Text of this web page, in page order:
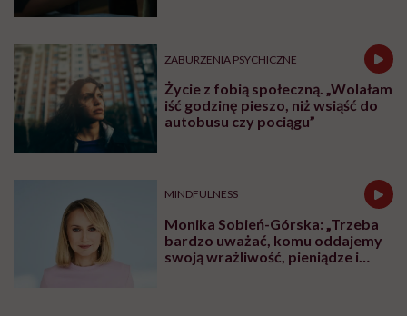
ZABURZENIA PSYCHICZNE
Życie z fobią społeczną. „Wolałam
iść godzinę pieszo, niż wsiąść do
autobusu czy pociągu”
MINDFULNESS
Monika Sobień-Górska: „Trzeba
bardzo uważać, komu oddajemy
swoją wrażliwość, pieniądze i